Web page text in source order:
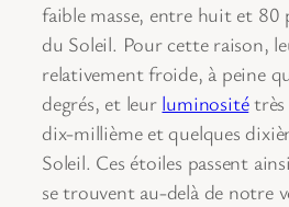
faible masse, entre huit et 80
du Soleil. Pour cette raison,
relativement froide, à peine
degrés, et leur luminositétrès
dix-millième et quelques
Soleil. Ces étoiles passent
se trouvent au-delà de notre